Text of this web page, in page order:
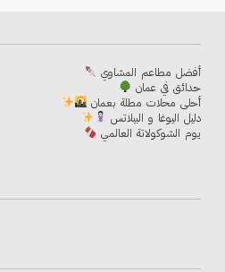
أفضل مطاعم المشاوي
حدائق في عمان
أحلی محلات مطلة بعمان
دليل اليوغا و البيلاتس
يوم الشوكولاتة العالمي